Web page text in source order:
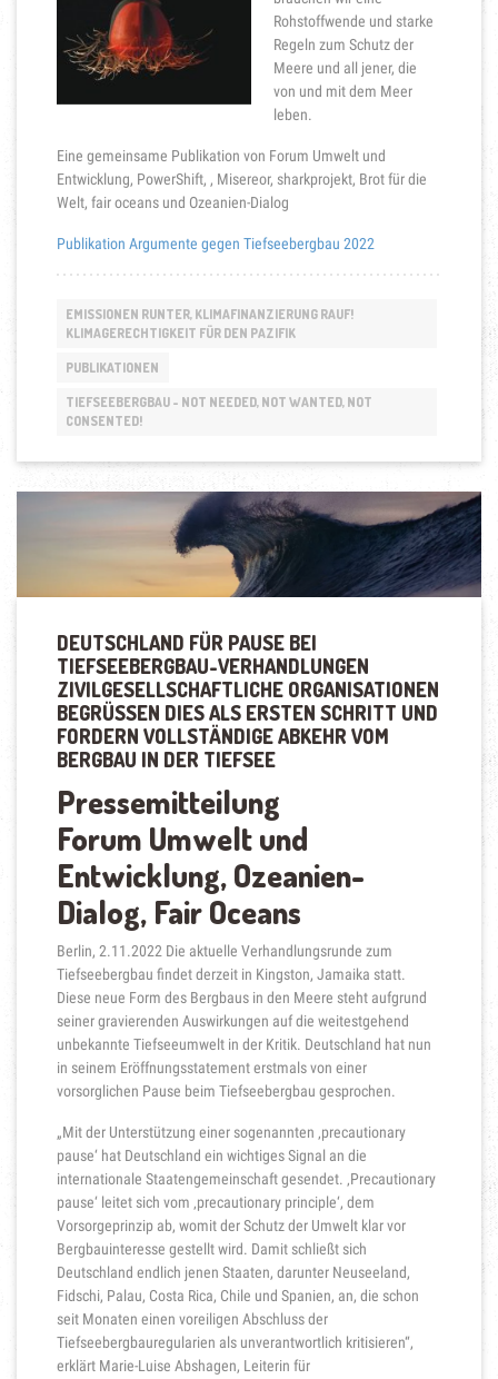
Rohstoffwende und starke
Regeln zum Schutz der
Meere und all jener, die
von und mit dem Meer
leben.
Eine gemeinsame Publikation von Forum Umwelt und
Entwicklung, PowerShift, , Misereor, sharkprojekt, Brot für die
Welt, fair oceans und Ozeanien-Dialog
Publikation Argumente gegen Tiefseebergbau 2022
EMISSIONEN RUNTER, KLIMAFINANZIERUNG RAUF!
KLIMAGERECHTIGKEIT FÜR DEN PAZIFIK
PUBLIKATIONEN
TIEFSEEBERGBAU - NOT NEEDED, NOT WANTED, NOT
CONSENTED!
DEUTSCHLAND FÜR PAUSE BEI
TIEFSEEBERGBAU-VERHANDLUNGEN
ZIVILGESELLSCHAFTLICHE ORGANISATIONEN
BEGRÜSSEN DIES ALS ERSTEN SCHRITT UND F
ORDERN VOLLSTÄNDIGE ABKEHR VOM B
ERGBAU IN DER TIEFSEE
Pressemitteilung
Forum Umwelt und
Entwicklung, Ozeanien-
Dialog, Fair Oceans
Berlin, 2.11.2022 Die aktuelle Verhandlungsrunde zum
Tiefseebergbau findet derzeit in Kingston, Jamaika statt.
Diese neue Form des Bergbaus in den Meere steht aufgrund
seiner gravierenden Auswirkungen auf die weitestgehend
unbekannte Tiefseeumwelt in der Kritik. Deutschland hat nun
in seinem Eröffnungsstatement erstmals von einer
vorsorglichen Pause beim Tiefseebergbau gesprochen.
„Mit der Unterstützung einer sogenannten ‚precautionary
pause‘ hat Deutschland ein wichtiges Signal an die
internationale Staatengemeinschaft gesendet. ‚Precautionary
pause‘ leitet sich vom ‚precautionary principle‘, dem
Vorsorgeprinzip ab, womit der Schutz der Umwelt klar vor
Bergbauinteresse gestellt wird. Damit schließt sich
Deutschland endlich jenen Staaten, darunter Neuseeland,
Fidschi, Palau, Costa Rica, Chile und Spanien, an, die schon
seit Monaten einen voreiligen Abschluss der
Tiefseebergbauregularien als unverantwortlich kritisieren“,
erklärt Marie-Luise Abshagen, Leiterin für